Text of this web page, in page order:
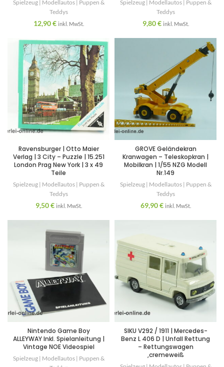
Spielzeug | Modellautos | Puppen &
Teddys
12,90€ inkl. MwSt.
Spielzeug | Modellautos | Puppen &
Teddys
9,80€ inkl. MwSt.
Ravensburger | Otto Maier
Verlag | 3 City – Puzzle | 15.251
London Prag New York | 3 x 49
Teile
Spielzeug | Modellautos | Puppen &
Teddys
9,50€ inkl. MwSt.
GROVE Geländekran
Kranwagen – Teleskopkran |
Mobilkran | 1/55 NZG Modell
Nr.149
Spielzeug | Modellautos | Puppen &
Teddys
69,90€ inkl. MwSt.
Nintendo Game Boy
ALLEYWAY Inkl. Spielanleitung |
Vintage NOE Videospiel
Spielzeug | Modellautos | Puppen &
SIKU V292 / 1911 | Mercedes-
Benz L 406 D | Unfall Rettung
– Rettungswagen
,cremeweiß